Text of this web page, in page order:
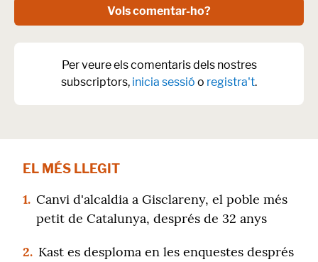
Vols comentar-ho?
Per veure els comentaris dels nostres
subscriptors, inicia sessió o registra't.
EL MÉS LLEGIT
1. Canvi d'alcaldia a Gisclareny, el poble més
petit de Catalunya, després de 32 anys
2. Kast es desploma en les enquestes després